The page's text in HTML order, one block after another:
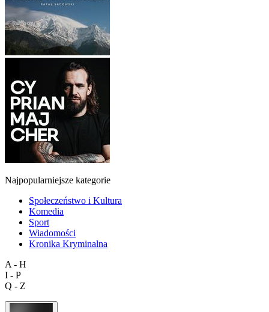
Najpopularniejsze kategorie
Społeczeństwo i Kultura
Komedia
Sport
Wiadomości
Kronika Kryminalna
A - H
I - P
Q - Z